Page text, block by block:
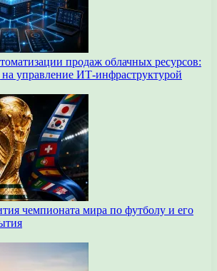
продаж облачных ресурсов:
управление ИТ-инфраструктурой
чемпионата мира по футболу и его